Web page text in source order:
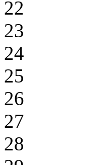
22
23
24
25
26
27
28